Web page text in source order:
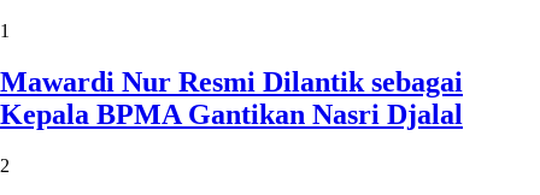
1
Mawardi Nur Resmi Dilantik sebagai
Kepala BPMA Gantikan Nasri Djalal
2